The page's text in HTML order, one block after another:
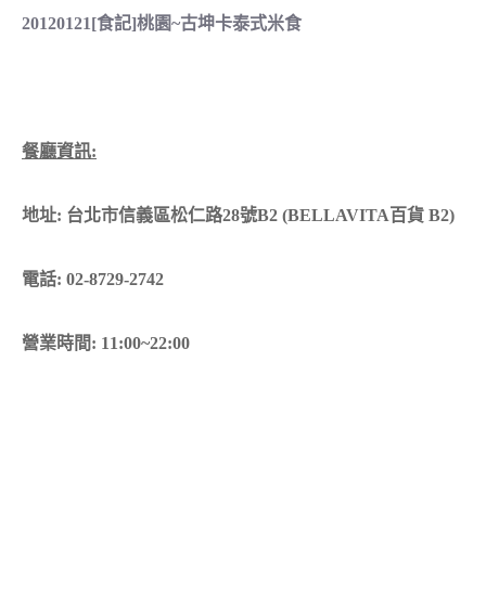
20120121[食記]桃園~古坤卡泰式米食
餐廳資訊:
地址: 台北市信義區松仁路28號B2 (BELLAVITA百貨 B2)
電話: 02-8729-2742
營業時間: 11:00~22:00